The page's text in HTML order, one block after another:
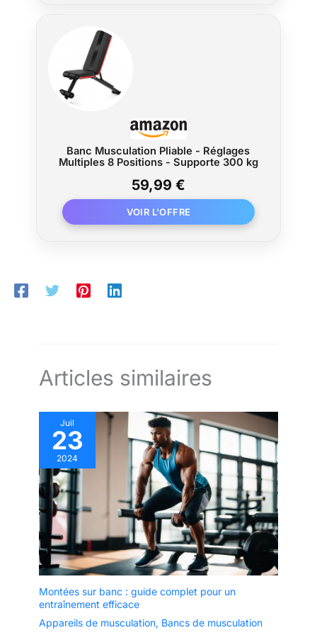
Banc Musculation Pliable - Réglages
Multiples 8 Positions - Supporte 300 kg
59,99 €
Articles similaires
Juil
23
2024
Montées sur banc : guide complet pour un
entraînement efficace
Appareils de musculation, Bancs de musculation